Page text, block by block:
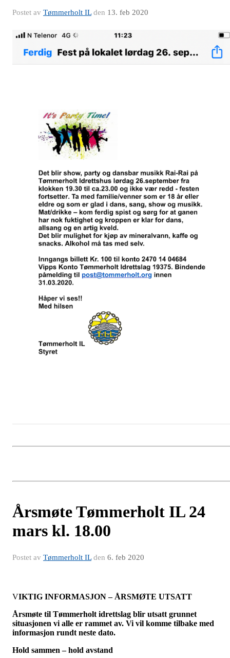
Postet av Tømmerholt ILden 13. feb 2020
Årsmøte Tømmerholt IL 24
mars kl. 18.00
Postet av Tømmerholt ILden 6. feb 2020
VIKTIG INFORMASJON – ÅRSMØTE UTSATT
Årsmøte til Tømmerholt idrettslag blir utsatt grunnet
situasjonen vi alle er rammet av. Vi vil komme tilbake med
informasjon rundt neste dato.
Hold sammen – hold avstand